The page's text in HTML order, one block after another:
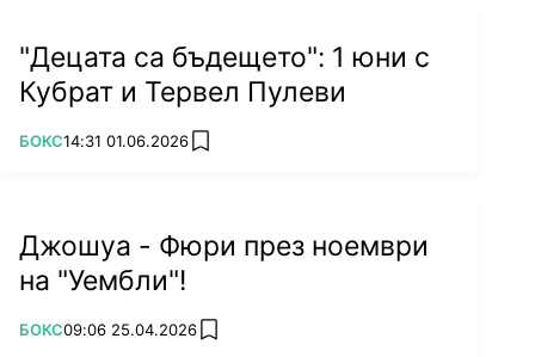
"Децата са бъдещето": 1 юни с
Кубрат и Тервел Пулеви
ПОВЕЧЕ ОТ
БОКС14:31 01.06.2026 add favorites
Джошуа - Фюри през ноември
на "Уембли"!
ПОВЕЧЕ ОТ
БОКС09:06 25.04.2026 add favorites